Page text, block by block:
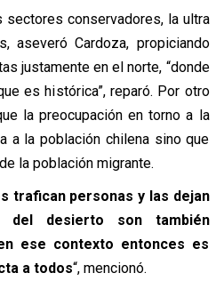
sectores conservadores, la ultra
aseveró Cardoza, propiciando
justamente en el norte, “donde
es histórica”, reparó. Por otro
la preocupación en torno a la
a la población chilena sino que
la población migrante.
trafican personas y las dejan
del desierto son también
ese contexto entonces es
a todos“, mencionó.